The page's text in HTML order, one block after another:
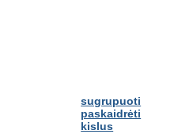
sugrupuoti
paskaidrėti
kislus